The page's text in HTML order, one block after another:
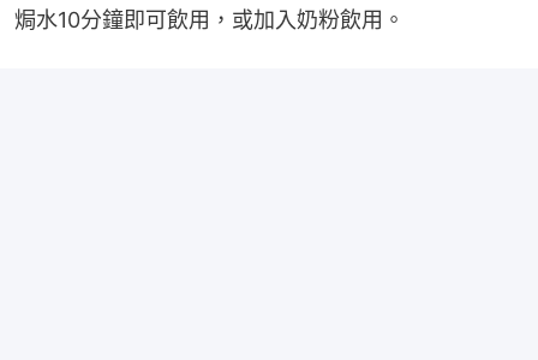
焗水10分鐘即可飲用，或加入奶粉飲用。